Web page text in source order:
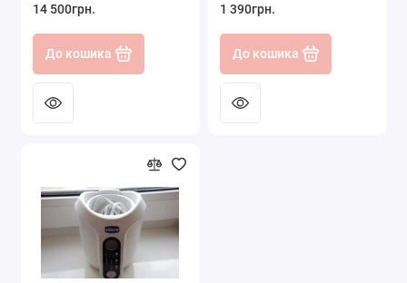
14 500грн.
До кошика
1 390грн.
До кошика